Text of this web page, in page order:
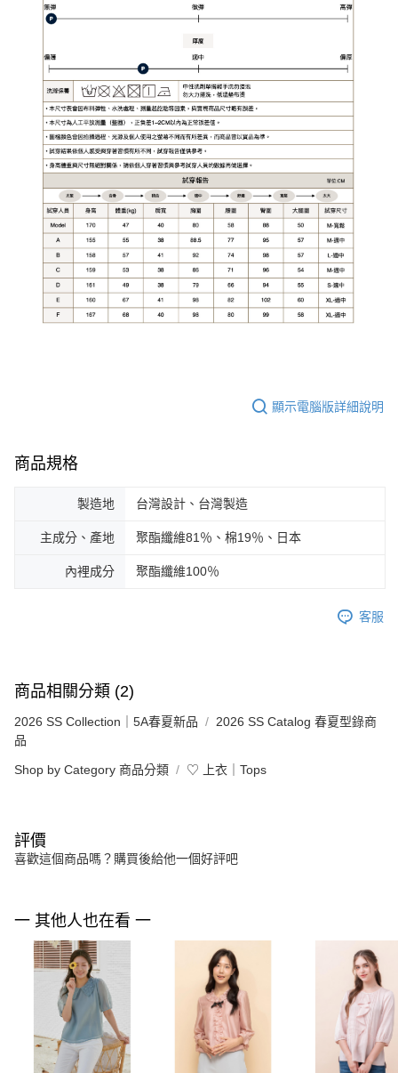
顯示電腦版詳細說明
商品規格
製造地 台灣設計、台灣製造
主成分、產地 聚酯纖維81％、棉19％、日本
內裡成分 聚酯纖維100％
客服
商品相關分類 (2)
2026 SS Collection｜5A春夏新品
2026 SS Catalog 春夏型錄商
品
Shop by Category 商品分類 ♡ 上衣｜Tops
評價
喜歡這個商品嗎？購買後給他一個好評吧
一 其他人也在看 一